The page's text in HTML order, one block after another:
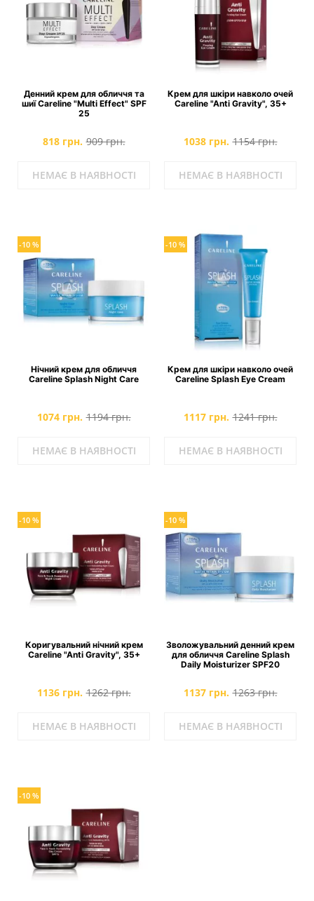
Денний крем для обличчя та
шиї Careline "Multi Effect" SPF
25
818 грн. 909 грн.
НЕМАЄ В НАЯВНОСТІ
Крем для шкіри навколо очей
Careline "Anti Gravity", 35+
1038 грн. 1154 грн.
НЕМАЄ В НАЯВНОСТІ
-10 %
Нічний крем для обличчя
Careline Splash Night Care
1074 грн. 1194 грн.
НЕМАЄ В НАЯВНОСТІ
-10 %
Крем для шкіри навколо очей
Careline Splash Eye Cream
1117 грн. 1241 грн.
НЕМАЄ В НАЯВНОСТІ
-10 %
Коригувальний нічний крем
Careline "Anti Gravity", 35+
1136 грн. 1262 грн.
НЕМАЄ В НАЯВНОСТІ
-10 %
Зволожувальний денний крем
для обличчя Careline Splash
Daily Moisturizer SPF20
1137 грн. 1263 грн.
НЕМАЄ В НАЯВНОСТІ
-10 %